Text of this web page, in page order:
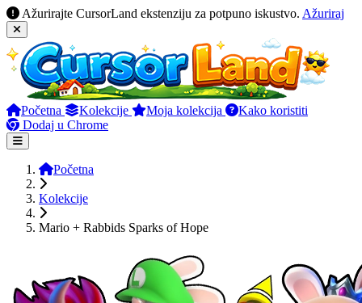
Ažurirajte CursorLand ekstenziju za potpuno iskustvo. Ažuriraj
Početna Kolekcije Moja kolekcija
Kako koristiti
Dodaj u Chrome
Početna
Kolekcije
Mario + Rabbids Sparks of Hope